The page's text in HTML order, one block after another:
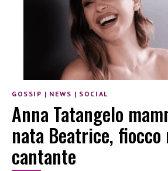
GOSSIP | NEWS | SOCIAL
Anna Tatangelo
nata Beatrice,
cantante